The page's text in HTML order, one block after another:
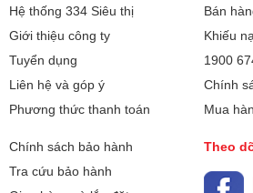
Bàn phím tiện dụng, trải nghiệm gõ
Bàn phím trên máy được thiết kế
Màn hình: 14" inch
Độ phân giải (W x
WUXGA
Hệ thống 334 Siêu thị
Giới thiệu công ty
Tuyển dụng
Liên hệ và góp ý
Phương thức thanh toán
Bán
Khiếu
1900
Chính
Mua
Chính sách bảo hành
Tra cứu bảo hành
Theo